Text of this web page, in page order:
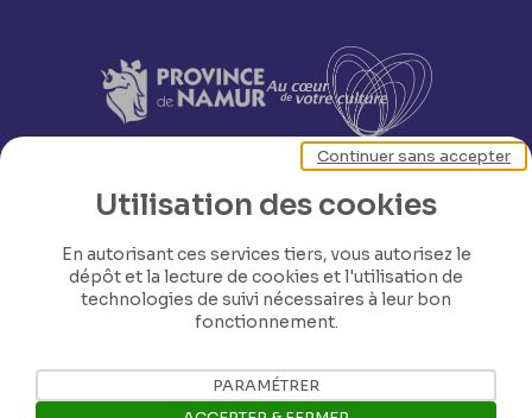
Utilisation des cookies
En autorisant ces services tiers, vous autorisez le
dépôt et la lecture de cookies et l'utilisation de
technologies de suivi nécessaires à leur bon
fonctionnement.
Continuer sans accepter
PARAMÉTRER